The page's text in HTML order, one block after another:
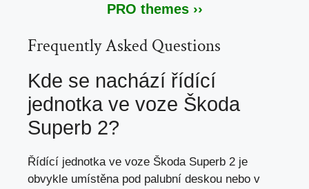
PRO themes ››
Frequently Asked Questions
Kde se nachází řídící
jednotka ve voze Škoda
Superb 2?
Řídící jednotka ve voze Škoda Superb 2 je
obvykle umístěna pod palubní deskou nebo v